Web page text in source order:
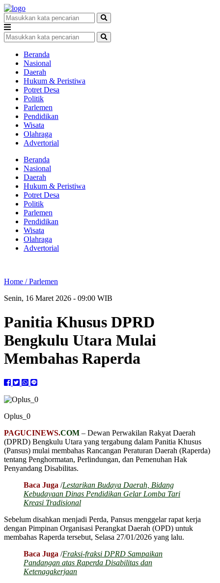
Beranda
Nasional
Daerah
Hukum & Peristiwa
Potret Desa
Politik
Parlemen
Pendidikan
Wisata
Olahraga
Advertorial
Beranda
Nasional
Daerah
Hukum & Peristiwa
Potret Desa
Politik
Parlemen
Pendidikan
Wisata
Olahraga
Advertorial
Home /Parlemen
Senin, 16 Maret 2026 - 09:00 WIB
Panitia Khusus DPRD
Bengkulu Utara Mulai
Membahas Raperda
Oplus_0
PAGUCINEWS.COM – Dewan Perwakilan Rakyat Daerah
(DPRD) Bengkulu Utara yang tergabung dalam Panitia Khusus
(Pansus) mulai membahas Rancangan Peraturan Daerah (Raperda)
tentang Penghormatan, Perlindungan, dan Pemenuhan Hak
Penyandang Disabilitas.
Baca Juga /Lestarikan Budaya Daerah, Bidang
Kebudayaan Dinas Pendidikan Gelar Lomba Tari
Kreasi Tradisional
Sebelum disahkan menjadi Perda, Pansus menggelar rapat kerja
dengan Pimpinan Organisasi Perangkat Daerah (OPD) untuk
membahas Raperda tersebut, Selasa 27/01/2026 yang lalu.
Baca Juga /Fraksi-fraksi DPRD Sampaikan
Pandangan atas Raperda Disabilitas dan
Ketenagakerjaan